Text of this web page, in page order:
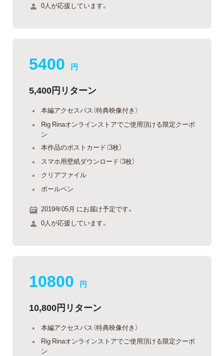
0人が応援しています。
5400 円
5,400円リターン
本編アクセスパス（特典映像付き）
Rig Rinaオンラインストアでご使用頂ける限定クーポ
ン
本作品のポストカード（3枚）
スマホ用壁紙ダウンロード（3枚）
クリアファイル
ボールペン
2019年05月 にお届け予定です。
0人が応援しています。
10800 円
10,800円リターン
本編アクセスパス（特典映像付き）
Rig Rinaオンラインストアでご使用頂ける限定クーポ
ン